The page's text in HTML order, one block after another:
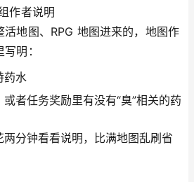
作者说明
活地图、RPG 地图进来的，地图作
明：
药水
者任务奖励里有没有“臭”相关的药
两分钟看看说明，比满地图乱刷省